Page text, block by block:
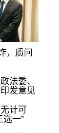
，质问
法委、
发意见
计可
一”